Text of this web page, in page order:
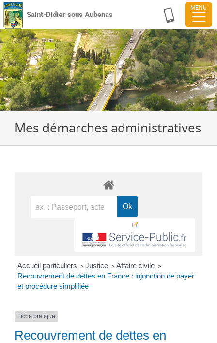
Passer
au
contenu
Saint-Didier sous Aubenas
Mes démarches administratives
Accueil particuliers > Justice > Affaire civile >
Recouvrement de dettes en France : injonction de payer
et procédure simplifiée
Fiche pratique
Recouvrement de dettes en